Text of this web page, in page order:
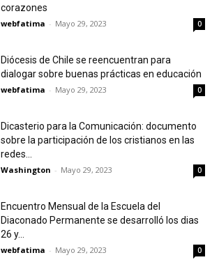
corazones
webfatima - Mayo 29, 2023 0
Diócesis de Chile se reencuentran para
dialogar sobre buenas prácticas en educación
webfatima - Mayo 29, 2023 0
Dicasterio para la Comunicación: documento
sobre la participación de los cristianos en las
redes...
Washington - Mayo 29, 2023 0
Encuentro Mensual de la Escuela del
Diaconado Permanente se desarrolló los dias
26 y...
webfatima - Mayo 29, 2023 0